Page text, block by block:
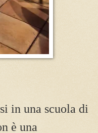
in una scuola di
è una